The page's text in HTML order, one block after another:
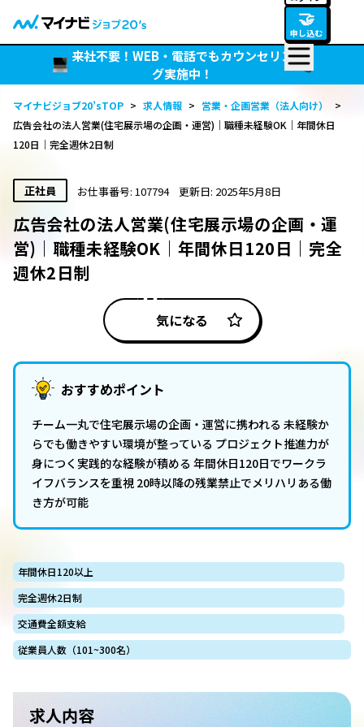
🤝
申し込む
来社不要！WEB・電話でもカウンセリン
グ実施中！
マイナビジョブ20’sTOP > 求人情報 > 営業・企画営業（法人向け）
>
広告会社の法人営業(住宅展示場の企画・運営)｜職種未経験OK｜年間休日
120日｜完全週休2日制
正社員 お仕事番号: 107794 更新日: 2025年5月8日
広告会社の法人営業(住宅展示場の企画・運
営)｜職種未経験OK｜年間休日120日｜完全
週休2日制
気になる
おすすめポイント
チーム一丸で住宅展示場の企画・運営に携われる 未経験か
らでも働きやすい環境が整っている プロジェクト推進力が
身につく実践的な経験が積める 年間休日120日でワークラ
イフバランスを重視 20時以降の残業禁止でメリハリある働
き方が可能
年間休日120以上
完全週休2日制
交通費全額支給
従業員人数（101~300名）
求人内容